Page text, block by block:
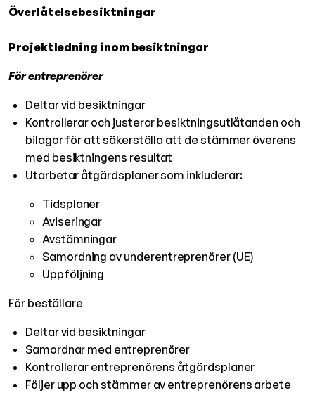
Överlåtelsebesiktningar
Projektledning inom besiktningar
För entreprenörer
Deltar vid besiktningar
Kontrollerar och justerar besiktningsutlåtanden och
bilagor för att säkerställa att de stämmer överens
med besiktningens resultat
Utarbetar åtgärdsplaner som inkluderar:
Tidsplaner
Aviseringar
Avstämningar
Samordning av underentreprenörer (UE)
Uppföljning
För beställare
Deltar vid besiktningar
Samordnar med entreprenörer
Kontrollerar entreprenörens åtgärdsplaner
Följer upp och stämmer av entreprenörens arbete